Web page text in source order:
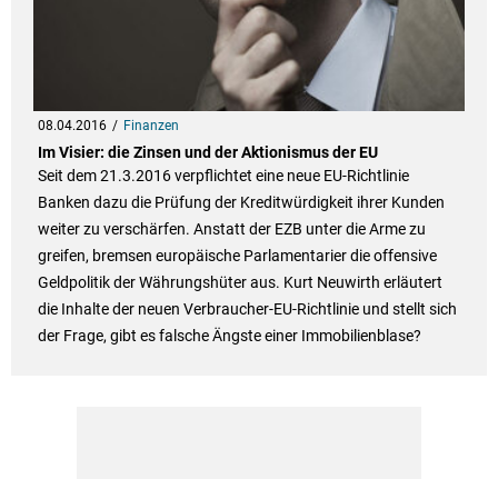
08.04.2016 Finanzen
Im Visier: die Zinsen und der Aktionismus der EU
Seit dem 21.3.2016 verpflichtet eine neue EU-Richtlinie
Banken dazu die Prüfung der Kreditwürdigkeit ihrer Kunden
weiter zu verschärfen. Anstatt der EZB unter die Arme zu
greifen, bremsen europäische Parlamentarier die offensive
Geldpolitik der Währungshüter aus. Kurt Neuwirth erläutert
die Inhalte der neuen Verbraucher-EU-Richtlinie und stellt sich
der Frage, gibt es falsche Ängste einer Immobilienblase?